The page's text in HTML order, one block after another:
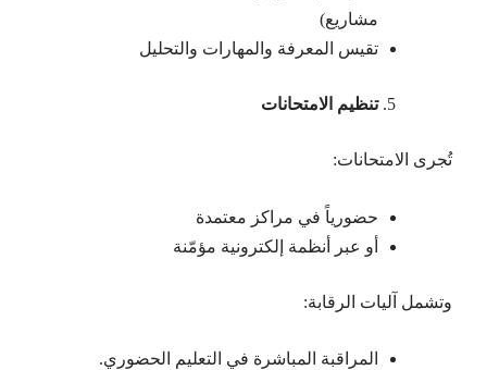
مشاريع)
تقيس المعرفة والمهارات والتحليل
تنظيم الامتحانات
تُجرى الامتحانات:
حضورياً في مراكز معتمدة
أو عبر أنظمة إلكترونية مؤمّنة
وتشمل آليات الرقابة:
المراقبة المباشرة في التعليم الحضوري.